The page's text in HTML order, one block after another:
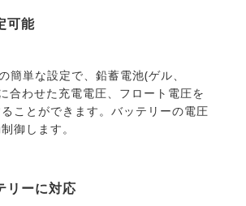
可能
簡単な設定で、鉛蓄電池(ゲル、
合わせた充電電圧、フロート電圧を
ことができます。バッテリーの電圧
御します。
リーに対応